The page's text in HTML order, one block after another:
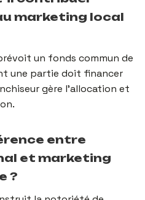
marketing local
un fonds commun de
une partie doit financer
gère l'allocation et
entre
et marketing
?